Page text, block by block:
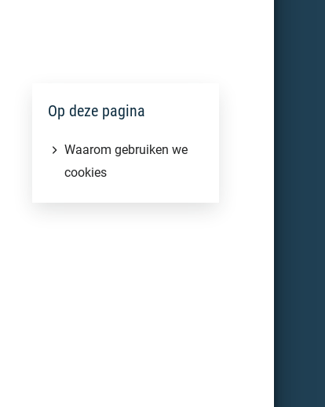
Op deze pagina
Waarom gebruiken we
cookies